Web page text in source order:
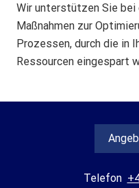
Wir unterstützen Sie bei
Maßnahmen zur
Prozessen, durch die in
Ressourcen eingespart
Telefon